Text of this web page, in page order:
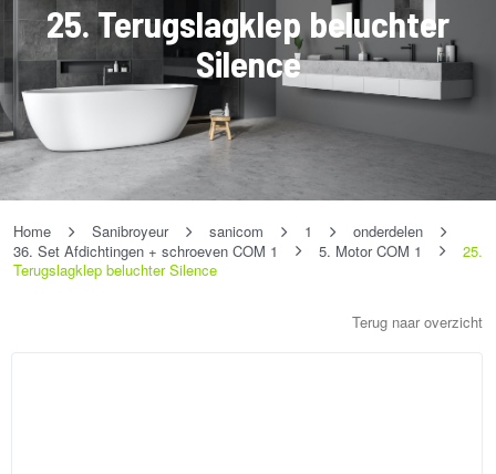
25. Terugslagklep beluchter
Silence
Home Sanibroyeur sanicom 1
onderdelen
36. Set Afdichtingen + schroeven COM 1
5. Motor COM 1
25.
Terugslagklep beluchter Silence
Terug naar overzicht